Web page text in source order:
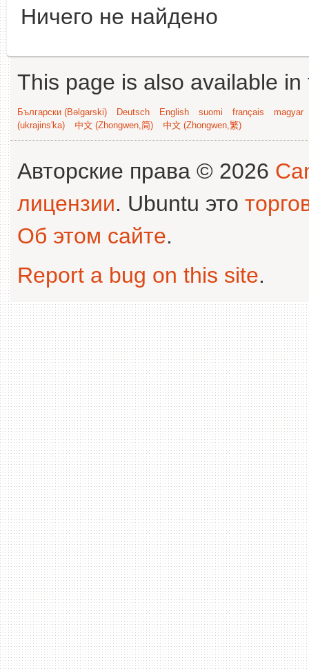
Ничего не найдено
This page is also available
Български (Bəlgarski) Deutsch English suomi français
magyar
(ukrajins'ka)
中文 (Zhongwen,简) 中文 (Zhongwen,繁)
Авторские права © 2026
лицензии. Ubuntu это
Об этом сайте.
Report a bug on this site.